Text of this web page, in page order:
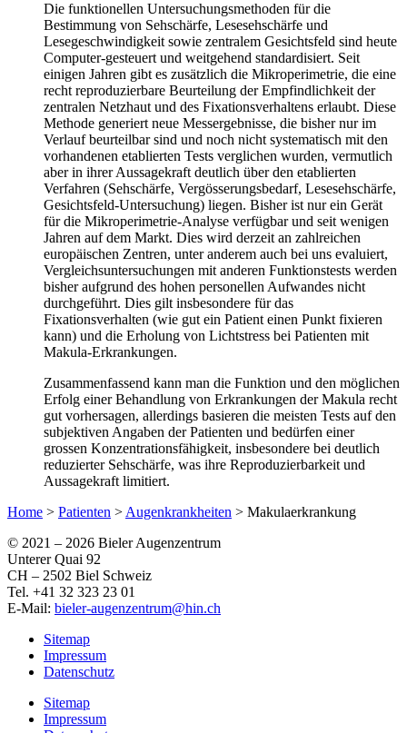
Die funktionellen Untersuchungsmethoden für die
Bestimmung von Sehschärfe, Lesesehschärfe und
Lesegeschwindigkeit sowie zentralem Gesichtsfeld sind heute
Computer-gesteuert und weitgehend standardisiert. Seit
einigen Jahren gibt es zusätzlich die Mikroperimetrie, die eine
recht reproduzierbare Beurteilung der Empfindlichkeit der
zentralen Netzhaut und des Fixationsverhaltens erlaubt. Diese
Methode generiert neue Messergebnisse, die bisher nur im
Verlauf beurteilbar sind und noch nicht systematisch mit den
vorhandenen etablierten Tests verglichen wurden, vermutlich
aber in ihrer Aussagekraft deutlich über den etablierten
Verfahren (Sehschärfe, Vergösserungsbedarf, Lesesehschärfe,
Gesichtsfeld-Untersuchung) liegen. Bisher ist nur ein Gerät
für die Mikroperimetrie-Analyse verfügbar und seit wenigen
Jahren auf dem Markt. Dies wird derzeit an zahlreichen
europäischen Zentren, unter anderem auch bei uns evaluiert,
Vergleichsuntersuchungen mit anderen Funktionstests werden
bisher aufgrund des hohen personellen Aufwandes nicht
durchgeführt. Dies gilt insbesondere für das
Fixationsverhalten (wie gut ein Patient einen Punkt fixieren
kann) und die Erholung von Lichtstress bei Patienten mit
Makula-Erkrankungen.
Zusammenfassend kann man die Funktion und den möglichen
Erfolg einer Behandlung von Erkrankungen der Makula recht
gut vorhersagen, allerdings basieren die meisten Tests auf den
subjektiven Angaben der Patienten und bedürfen einer
grossen Konzentrationsfähigkeit, insbesondere bei deutlich
reduzierter Sehschärfe, was ihre Reproduzierbarkeit und
Aussagekraft limitiert.
Home > Patienten >Augenkrankheiten > Makulaerkrankung
© 2021 – 2026 Bieler Augenzentrum
Unterer Quai 92
CH – 2502 Biel Schweiz
Tel. +41 32 323 23 01
E-Mail: bieler-augenzentrum@hin.ch
Sitemap
Impressum
Datenschutz
Sitemap
Impressum